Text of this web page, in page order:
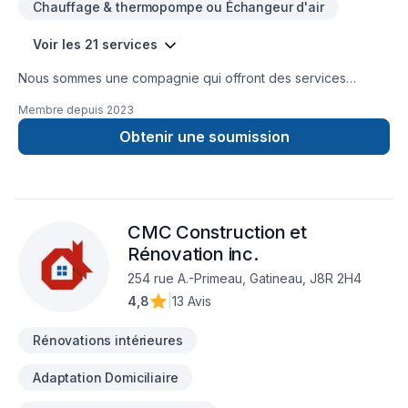
résultat au dessus de vos attentes! C'est notre but à chaque
Chauffage & thermopompe ou Échangeur d'air
Voir les 21 services
Nous sommes une compagnie qui offront des services
comfort pour votre maison.
Membre depuis 2023
Obtenir une soumission
CMC Construction et
Rénovation inc.
254 rue A.-Primeau, Gatineau, J8R 2H4
4,8
13 Avis
Rénovations intérieures
Adaptation Domiciliaire